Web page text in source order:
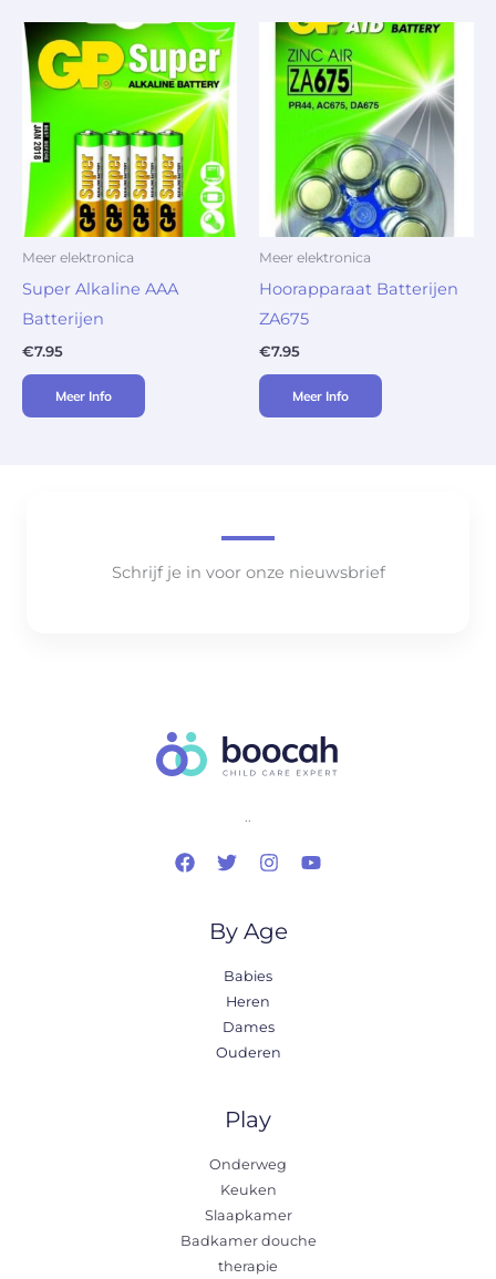
Meer elektronica
Super Alkaline AAA
Batterijen
€7.95
Meer Info
Meer elektronica
Hoorapparaat Batterijen
ZA675
€7.95
Meer Info
Schrijf je in voor onze nieuwsbrief
..
By Age
Babies
Heren
Dames
Ouderen
Play
Onderweg
Keuken
Slaapkamer
Badkamer douche
therapie